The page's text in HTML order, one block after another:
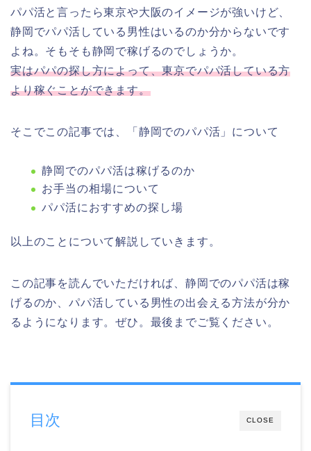
パパ活と言ったら東京や大阪のイメージが強いけど、
静岡でパパ活している男性はいるのか分からないです
よね。そもそも静岡で稼げるのでしょうか。
実はパパの探し方によって、東京でパパ活している方
より稼ぐことができます。
そこでこの記事では、「静岡でのパパ活」について
静岡でのパパ活は稼げるのか
お手当の相場について
パパ活におすすめの探し場
以上のことについて解説していきます。
この記事を読んでいただければ、静岡でのパパ活は稼
げるのか、パパ活している男性の出会える方法が分か
るようになります。ぜひ。最後までご覧ください。
CLOSE
目次